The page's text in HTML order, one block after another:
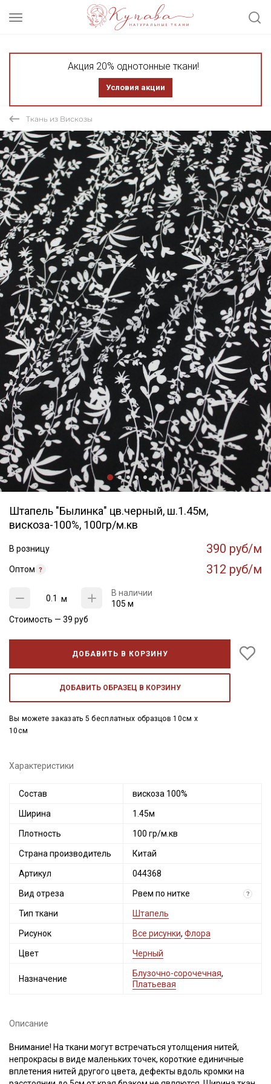
Акция 20% однотонные ткани!
Условия акции
Ткань из Вискозы
Штапель "Былинка" цв.черный, ш.1.45м,
вискоза-100%, 100гр/м.кв
В розницу 390 руб/м
Оптом 312 руб/м
м
В наличии
105 м
Стоимость — 39 руб
ДОБАВИТЬ В КОРЗИНУ
ДОБАВИТЬ ОБРАЗЕЦ В КОРЗИНУ
Вы можете заказать 5 бесплатных образцов 10см x
10см
Характеристики
Состав вискоза 100%
Ширина 1.45м
Плотность 100 гр/м.кв
Страна производитель Китай
Артикул 044368
Вид отреза Рвем по нитке ?
Тип ткани Штапель
Рисунок Все рисунки, Флора
Цвет Черный
Назначение
Блузочно-сорочечная,
Платьевая
Описание
Внимание! На ткани могут встречаться утолщения нитей,
непрокрасы в виде маленьких точек, короткие единичные
вплетения нитей другого цвета, дефекты вдоль кромки на